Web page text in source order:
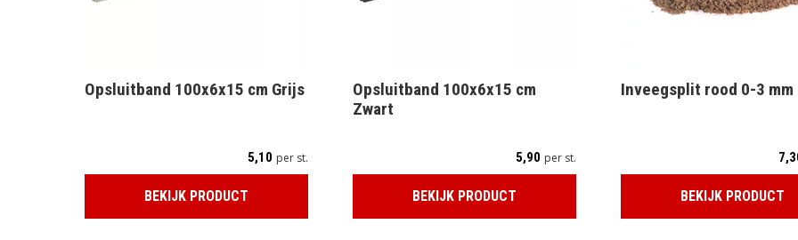
Opsluitband 100x6x15 cm Grijs
5,10 per st.
BEKIJK PRODUCT
Opsluitband 100x6x15 cm
Zwart
5,90 per st.
BEKIJK PRODUCT
Inveegsplit rood 0-3 mm
BEKIJK PRODUCT